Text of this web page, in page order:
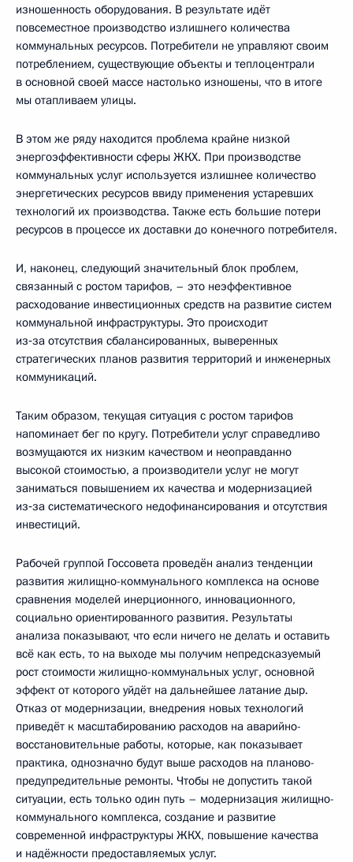
изношенность оборудования. В результате идёт
повсеместное производство излишнего количества
коммунальных ресурсов. Потребители не управляют своим
потреблением, существующие объекты и теплоцентрали
в основной своей массе настолько изношены, что в итоге
мы отапливаем улицы.
В этом же ряду находится проблема крайне низкой
энергоэффективности сферы ЖКХ. При производстве
коммунальных услуг используется излишнее количество
энергетических ресурсов ввиду применения устаревших
технологий их производства. Также есть большие потери
ресурсов в процессе их доставки до конечного потребителя.
И, наконец, следующий значительный блок проблем,
связанный с ростом тарифов, – это неэффективное
расходование инвестиционных средств на развитие систем
коммунальной инфраструктуры. Это происходит
из‑за отсутствия сбалансированных, выверенных
стратегических планов развития территорий и инженерных
коммуникаций.
Таким образом, текущая ситуация с ростом тарифов
напоминает бег по кругу. Потребители услуг справедливо
возмущаются их низким качеством и неоправданно
высокой стоимостью, а производители услуг не могут
заниматься повышением их качества и модернизацией
из‑за систематического недофинансирования и отсутствия
инвестиций.
Рабочей группой Госсовета проведён анализ тенденции
развития жилищно-коммунального комплекса на основе
сравнения моделей инерционного, инновационного,
социально ориентированного развития. Результаты
анализа показывают, что если ничего не делать и оставить
всё как есть, то на выходе мы получим непредсказуемый
рост стоимости жилищно-коммунальных услуг, основной
эффект от которого уйдёт на дальнейшее латание дыр.
Отказ от модернизации, внедрения новых технологий
приведёт к масштабированию расходов на аварийно-
восстановительные работы, которые, как показывает
практика, однозначно будут выше расходов на планово-
предупредительные ремонты. Чтобы не допустить такой
ситуации, есть только один путь – модернизация жилищно-
коммунального комплекса, создание и развитие
современной инфраструктуры ЖКХ, повышение качества
и надёжности предоставляемых услуг.